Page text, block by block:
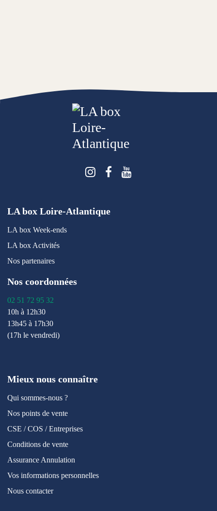
Suivez-nous sur
Suivez-nous sur
LA box Loire-Atlantique
LA box Week-ends
LA box Activités
Nos partenaires
Nos coordonnées
02 51 72 95 32
10h à 12h30
13h45 à 17h30
(17h le vendredi)
Mieux nous connaître
Qui sommes-nous ?
Nos points de vente
CSE / COS / Entreprises
Conditions de vente
Assurance Annulation
Vos informations personnelles
Nous contacter